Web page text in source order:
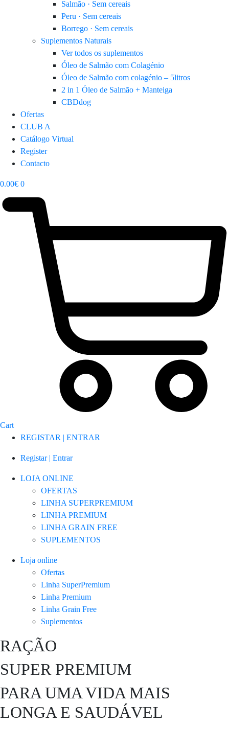
Salmão · Sem cereais
Peru · Sem cereais
Borrego · Sem cereais
Suplementos Naturais
Ver todos os suplementos
Óleo de Salmão com Colagénio
Óleo de Salmão com colagénio – 5litros
2 in 1 Óleo de Salmão + Manteiga
CBDdog
Ofertas
CLUB A
Catálogo Virtual
Register
Contacto
0.00€ 0
Cart
REGISTAR | ENTRAR
Registar | Entrar
LOJA ONLINE
OFERTAS
LINHA SUPERPREMIUM
LINHA PREMIUM
LINHA GRAIN FREE
SUPLEMENTOS
Loja online
Ofertas
Linha SuperPremium
Linha Premium
Linha Grain Free
Suplementos
RAÇÃO
SUPER PREMIUM
PARA UMA VIDA MAIS
LONGA E SAUDÁVEL